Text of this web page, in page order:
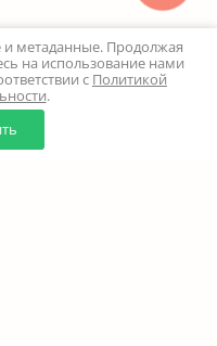
и метаданные. Продолжая
на использование нами
с Политикой
.